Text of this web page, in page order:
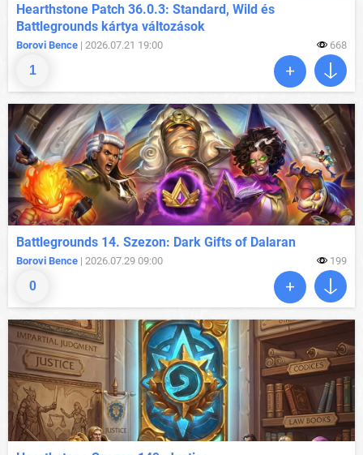
1
Hearthstone Patch 36.0.3: Standard, Wild és
Battlegrounds kártya változások
Borovi Bence | 2026.07.21 19:00 668
0
Battlegrounds 14. Szezon: Dark Gifts of Dalaran
Borovi Bence | 2026.07.29 09:00 199